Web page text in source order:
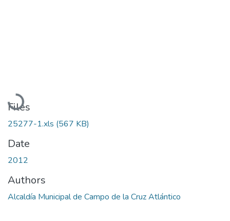
Loading...
Files
25277-1.xls (567 KB)
Date
2012
Authors
Alcaldía Municipal de Campo de la Cruz Atlántico